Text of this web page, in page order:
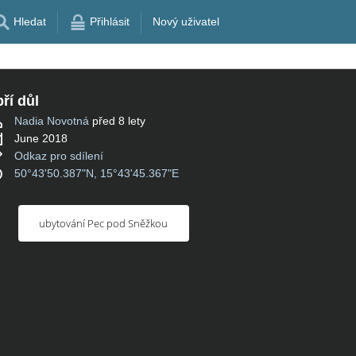
Hledat Přihlásit Nový uživatel
důl
Nadia Novotná před 8 lety
June 2018
Odkaz pro sdílení
50°43'50.387"N, 15°43'45.367"E
ubytování Pec pod Sněžkou